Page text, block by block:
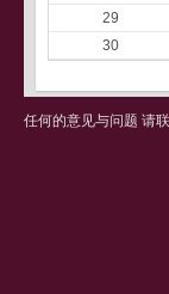
29
30
任何的意见与问题 请